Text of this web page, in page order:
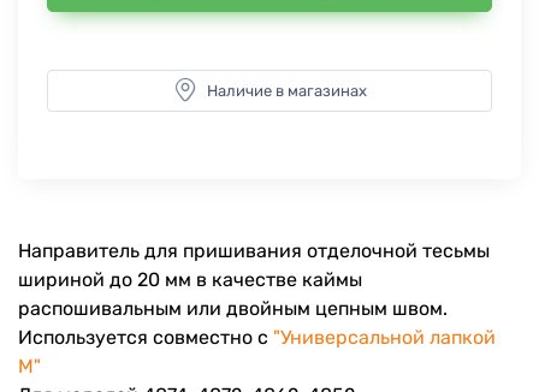
Наличие в магазинах
Направитель для пришивания отделочной тесьмы
шириной до 20 мм в качестве каймы
распошивальным или двойным цепным швом.
Используется совместно с "Универсальной лапкой
М"